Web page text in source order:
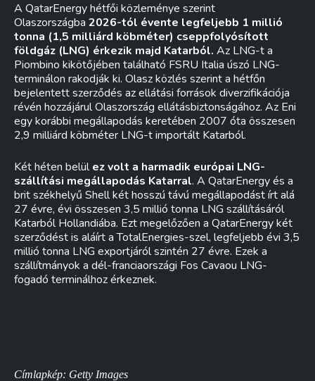
A QatarEnergy hétfői közleménye szerint
Olaszországba 2026-tól évente legfeljebb 1 millió
tonna (1,5 milliárd köbméter) cseppfolyósított
földgáz (LNG) érkezik majd Katarból. Az LNG-t a
Piombino kikötőjében található FSRU Italia úszó LNG-
terminálon rakodják ki. Olasz közlés szerint a hétfőn
bejelentett szerződés az ellátási források diverzifikációja
révén hozzájárul Olaszország ellátásbiztonságához. Az Eni
egy korábbi megállapodás keretében 2007 óta összesen
2,9 milliárd köbméter LNG-t importált Katarból.
Két héten belülez volt a harmadik európai LNG-
szállítási megállapodás Katarral. A QatarEnergy és a
brit székhelyű Shell két hosszú távú megállapodást írt alá
27 évre, évi összesen 3,5 millió tonna LNG szállításáról
Katarból Hollandiába. Ezt megelőzően a QatarEnergy két
szerződést is aláírt a TotalEnergies-szel, legfeljebb évi 3,5
millió tonna LNG exportjáról szintén 27 évre. Ezek a
szállítmányok a dél-franciaországi Fos Cavaou LNG-
fogadó terminálhoz érkeznek.
Címlapkép: Getty Images